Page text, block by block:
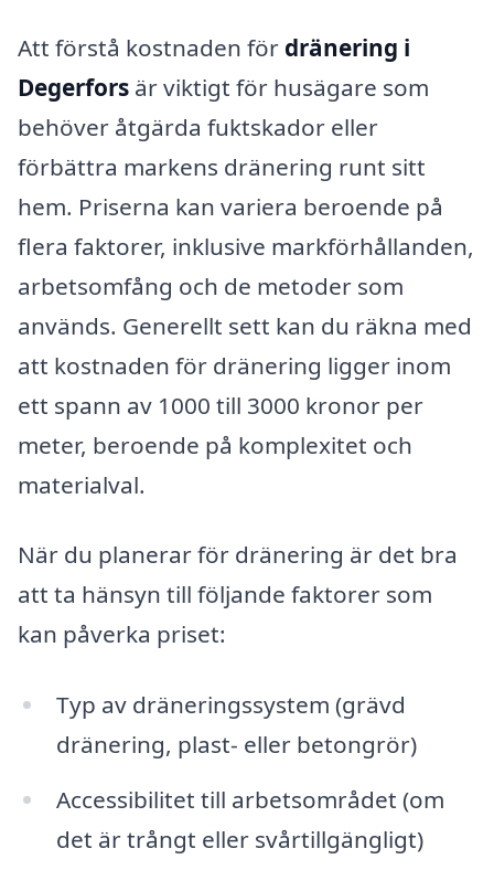
Att förstå kostnaden för dränering i
Degerfors är viktigt för husägare som
behöver åtgärda fuktskador eller
förbättra markens dränering runt sitt
hem. Priserna kan variera beroende på
flera faktorer, inklusive markförhållanden,
arbetsomfång och de metoder som
används. Generellt sett kan du räkna med
att kostnaden för dränering ligger inom
ett spann av 1000 till 3000 kronor per
meter, beroende på komplexitet och
materialval.
När du planerar för dränering är det bra
att ta hänsyn till följande faktorer som
kan påverka priset:
Typ av dräneringssystem (grävd
dränering, plast- eller betongrör)
Accessibilitet till arbetsområdet (om
det är trångt eller svårtillgängligt)